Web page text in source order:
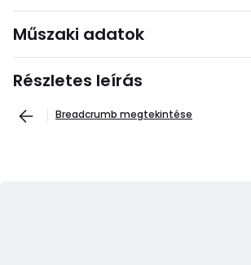
Műszaki adatok
Részletes leírás
Breadcrumb megtekintése